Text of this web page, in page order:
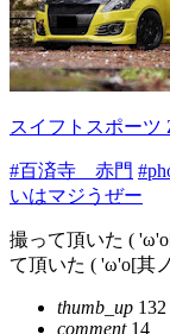
スイフトスポーツ
#百済寺 赤門
いはマジうぜー
撮って頂いた (
て頂いた ( 'ω'o[其
thumb_up 132
comment14